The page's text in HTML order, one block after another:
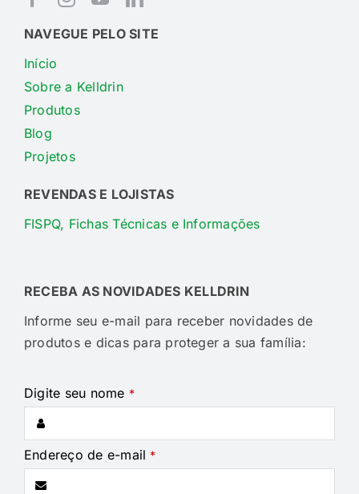
NAVEGUE PELO SITE
Início
Sobre a Kelldrin
Produtos
Blog
Projetos
REVENDAS E LOJISTAS
FISPQ, Fichas Técnicas e Informações
RECEBA AS NOVIDADES KELLDRIN
Informe seu e-mail para receber novidades de
produtos e dicas para proteger a sua família:
Digite seu nome *
Endereço de e-mail *